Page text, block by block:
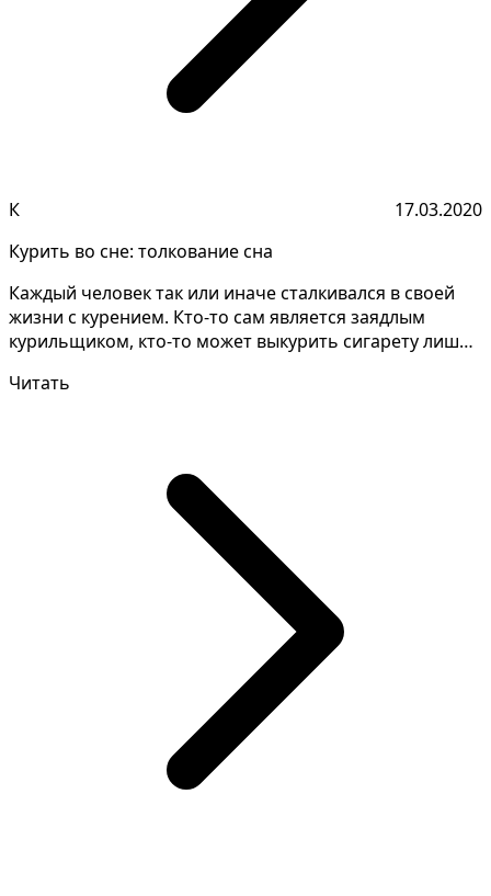
К
17.03.2020
Курить во сне: толкование сна
Каждый человек так или иначе сталкивался в своей
жизни с курением. Кто-то сам является заядлым
курильщиком, кто-то может выкурить сигарету лишь
Читать